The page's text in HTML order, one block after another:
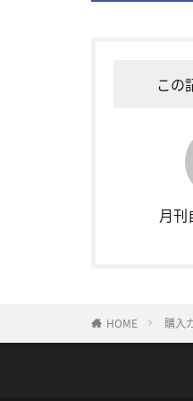
この
月刊
HOME 購入